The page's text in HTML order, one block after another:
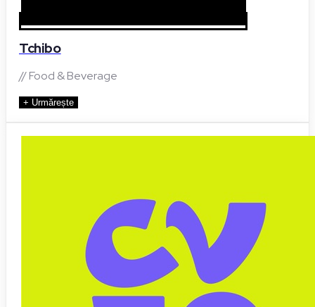
Tchibo
// Food & Beverage
+ Urmărește